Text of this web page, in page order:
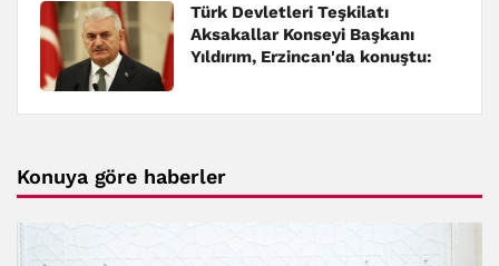
Türk Devletleri Teşkilatı
Aksakallar Konseyi Başkanı
Yıldırım, Erzincan'da konuştu:
Konuya göre haberler